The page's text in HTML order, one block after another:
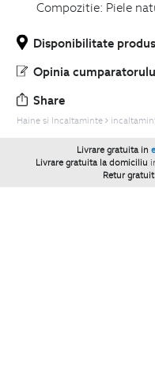
Compozitie: Piele
Disponibilitate
Opinia
Share
Haine si Incaltaminte
Livrare gratuita in
Livrare gratuita la domiciliu
Retur gratuit